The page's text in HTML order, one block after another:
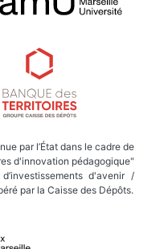
par l’État dans le cadre de
d'innovation pédagogique"
d'avenir /
par la Caisse des Dépôts.